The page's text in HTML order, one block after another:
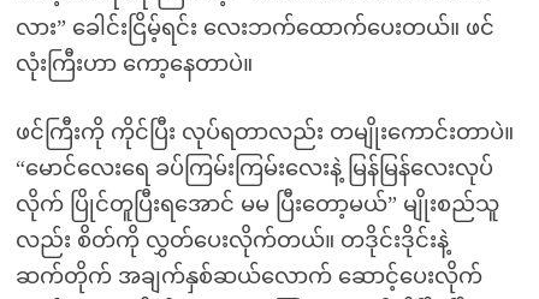
လား” ခေါင်းငြိမ့်ရင်း လေးဘက်ထောက်ပေးတယ်။ ဖင်
လုံးကြီးဟာ ကော့နေတာပဲ။
ဖင်ကြီးကို ကိုင်ပြီး လုပ်ရတာလည်း တမျိုးကောင်းတာပဲ။
“မောင်လေးရေ ခပ်ကြမ်းကြမ်းလေးနဲ့ မြန်မြန်လေးလုပ်
လိုက် ပြိုင်တူပြီးရအောင် မမ ပြီးတော့မယ်” မျိုးစည်သူ
လည်း စိတ်ကို လွှတ်ပေးလိုက်တယ်။ တဒိုင်းဒိုင်းနဲ့
ဆက်တိုက် အချက်နှစ်ဆယ်လောက် ဆောင့်ပေးလိုက်